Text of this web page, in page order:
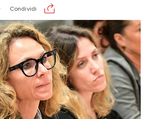
Condividi